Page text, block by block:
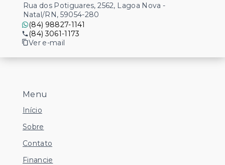
Menu
Início
Sobre
Contato
Financie
Rua dos Potiguares, 2562, Lagoa Nova -
Natal/RN, 59054-280
(84) 98827-1141
(84) 3061-1173
Ver e-mail